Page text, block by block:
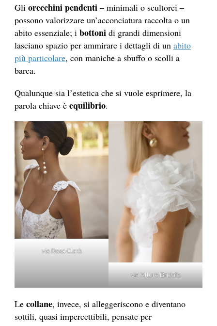
Gli orecchini pendenti – minimali o scultorei –
possono valorizzare un’acconciatura raccolta o un
abito essenziale; i bottoni di grandi dimensioni
lasciano spazio per ammirare i dettagli di un abito
più particolare, con maniche a sbuffo o scolli a
barca.
Qualunque sia l’estetica che si vuole esprimere, la
parola chiave è equilibrio.
via Rosa Clarà
via Allure Bridals
Le collane, invece, si alleggeriscono e diventano
sottili, quasi impercettibili, pensate per